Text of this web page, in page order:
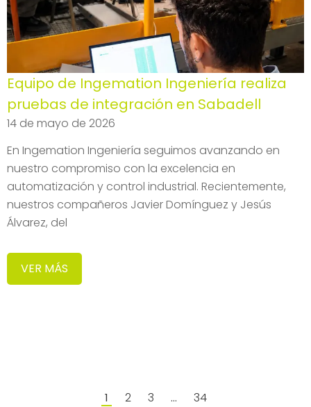
Equipo de Ingemation Ingeniería realiza
pruebas de integración en Sabadell
14 de mayo de 2026
En Ingemation Ingeniería seguimos avanzando en
nuestro compromiso con la excelencia en
automatización y control industrial. Recientemente,
nuestros compañeros Javier Domínguez y Jesús
Álvarez, del
VER MÁS
1 2 3 … 34